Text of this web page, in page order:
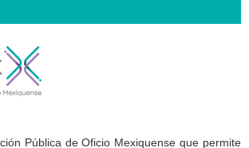
Pública de Oficio Mexiquense que permite